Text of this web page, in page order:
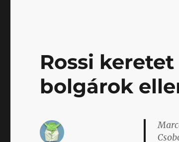
Rossi
bolgárok